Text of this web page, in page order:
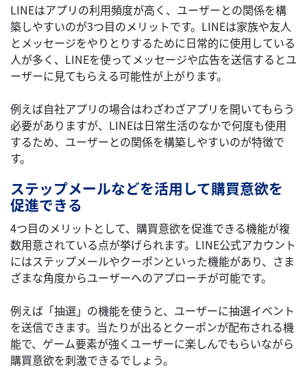
LINEはアプリの利用頻度が高く、ユーザーとの関係を構
築しやすいのが3つ目のメリットです。LINEは家族や友人
とメッセージをやりとりするために日常的に使用している
人が多く、LINEを使ってメッセージや広告を送信するとユ
ーザーに見てもらえる可能性が上がります。
例えば自社アプリの場合はわざわざアプリを開いてもらう
必要がありますが、LINEは日常生活のなかで何度も使用
するため、ユーザーとの関係を構築しやすいのが特徴で
す。
ステップメールなどを活用して購買意欲を
促進できる
4つ目のメリットとして、購買意欲を促進できる機能が複
数用意されている点が挙げられます。LINE公式アカウント
にはステップメールやクーポンといった機能があり、さま
ざまな角度からユーザーへのアプローチが可能です。
例えば「抽選」の機能を使うと、ユーザーに抽選イベント
を送信できます。当たりが出るとクーポンが配布される機
能で、ゲーム要素が強くユーザーに楽しんでもらいながら
購買意欲を刺激できるでしょう。